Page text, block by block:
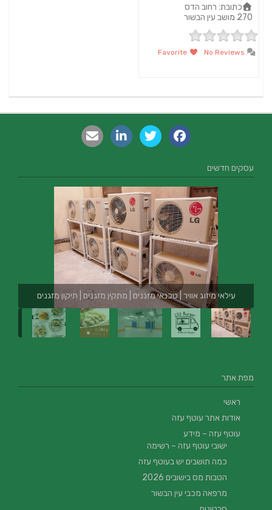
כתובת: רחוב הדס
270 מושב עין הבשור
עסקים חדשים
עילאי מיזוג אוויר | טכנאי מזגנים | מתקין מזגנים | תיקון מזגנים
מפת אתר
ראשי
אודות אתר עוטף עזה
עוטף עזה – מידע
ישובי עוטף עזה – רשימה
כמה תושבים יש בעוטף עזה
הטבות מס בישובים 2026
מרפאה מכבי עין הבשור